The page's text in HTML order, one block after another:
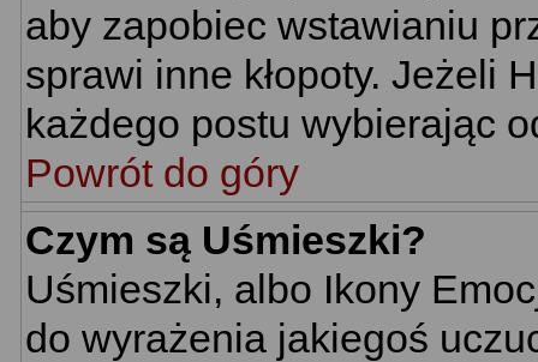
aby zapobiec wstawianiu
sprawi inne kłopoty. Jeżeli
każdego postu wybierając
Powrót do góry
Czym są Uśmieszki?
Uśmieszki, albo Ikony
do wyrażenia jakiegoś